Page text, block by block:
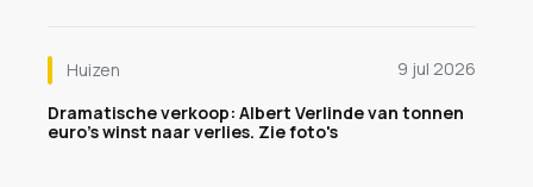
Huizen
9 jul 2026
Dramatische verkoop: Albert Verlinde van tonnen
euro's winst naar verlies. Zie foto's